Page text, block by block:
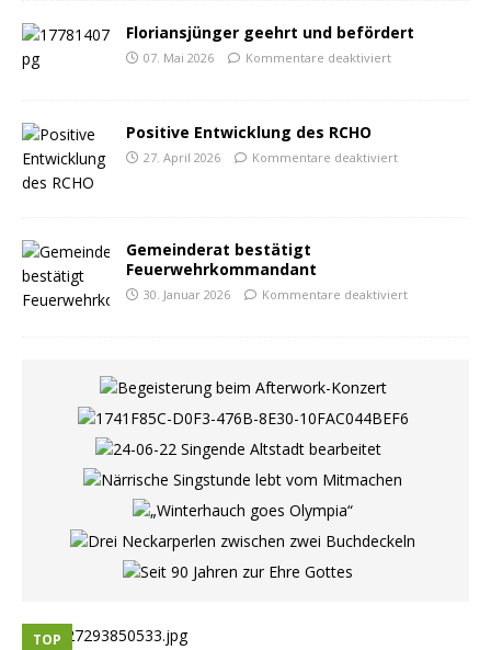
Floriansjünger geehrt und befördert
07. Mai 2026 Kommentare deaktiviert
Positive Entwicklung des RCHO
27. April 2026 Kommentare deaktiviert
Gemeinderat bestätigt
Feuerwehrkommandant
30. Januar 2026 Kommentare deaktiviert
TOP